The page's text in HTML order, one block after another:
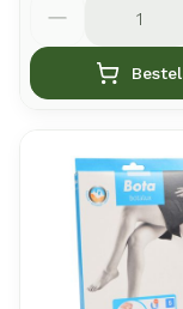
Bestel